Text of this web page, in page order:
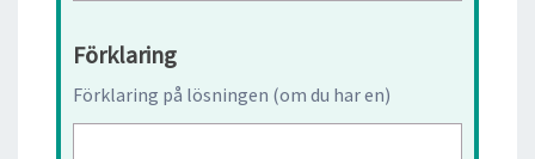
Förklaring
Förklaring på lösningen (om du har en)